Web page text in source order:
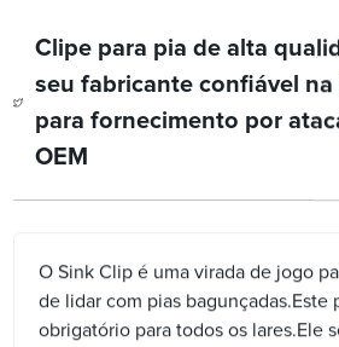
Clipe para pia de alta
seu fabricante confiável na
para fornecimento por
OEM
O Sink Clip é uma virada de jogo
de lidar com pias bagunçadas.Este
obrigatório para todos os lares.Ele